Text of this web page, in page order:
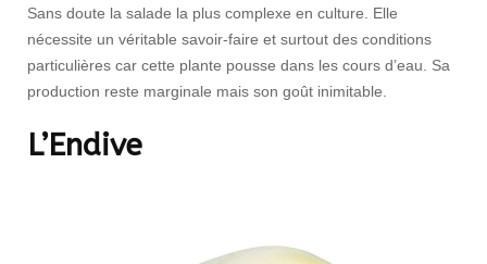
Sans doute la salade la plus complexe en culture. Elle
nécessite un véritable savoir-faire et surtout des conditions
particulières car cette plante pousse dans les cours d’eau. Sa
production reste marginale mais son goût inimitable.
L’Endive